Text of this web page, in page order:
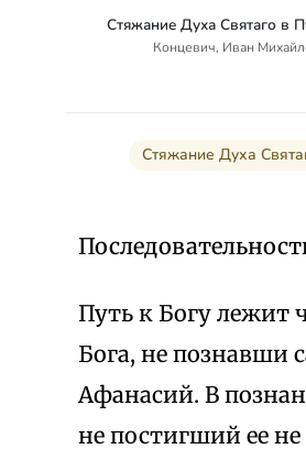
Концевич, Иван
Стяжание Духа
Путь к Богу лежит
Бога, не познавши
Афанасий. В
не постигший ее